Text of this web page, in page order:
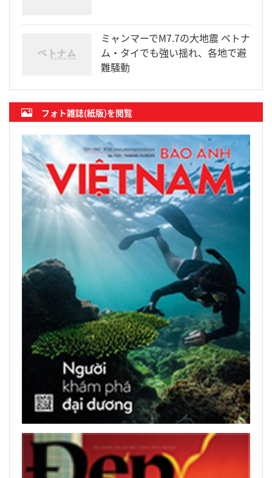
ミャンマーでM7.7の大地震 ベトナ
ム・タイでも強い揺れ、各地で避
難騒動
フォト雑誌(紙版)を閲覧